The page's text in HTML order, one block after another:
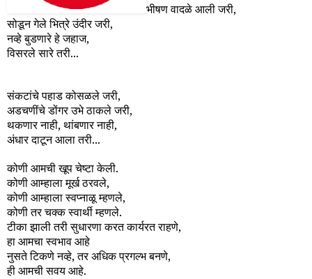
भीषण वादळे आली जरी,
सोडून गेले भित्रे उंदीर जरी,
नव्हे बुडणारे हे जहाज,
विसरले सारे तरी...
संकटांचे पहाड कोसळले जरी,
अडचणींचे डोंगर उभे ठाकले जरी,
थकणार नाही, थांबणार नाही,
अंधार दाटून आला तरी...
कोणी आमची खूप चेष्टा केली.
कोणी आम्हाला मूर्ख ठरवले,
कोणी आम्हाला स्वप्नाळू म्हणले,
कोणी तर चक्क स्वार्थी म्हणले.
टीका झाली तरी सुधारणा करत कार्यरत राहणे,
हा आमचा स्वभाव आहे
नुसते टिकणे नव्हे, तर अधिक प्रगल्भ बनणे,
ही आमची सवय आहे.